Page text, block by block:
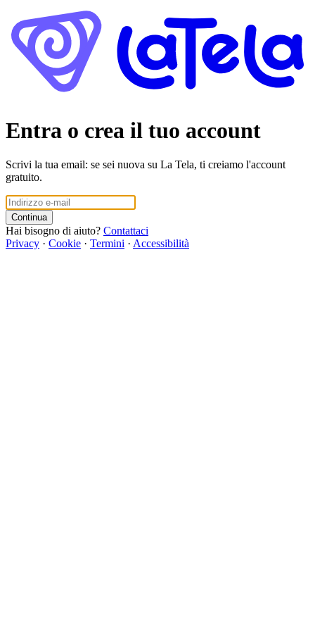
Entra o crea il tuo account
Scrivi la tua email: se sei nuova su La Tela, ti creiamo l'account
gratuito.
Continua
Hai bisogno di aiuto? Contattaci
Privacy · Cookie · Termini · Accessibilità